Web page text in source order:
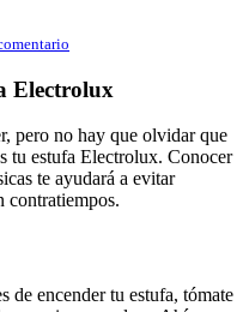
Electrolux
pero no hay que olvidar que
tu estufa Electrolux. Conocer
te ayudará a evitar
contratiempos.
de encender tu estufa, tómate